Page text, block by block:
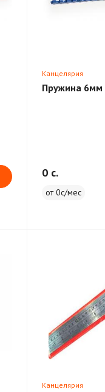
Канцелярия
Пружина 6мм
0 c.
от 0с/мес
Канцелярия